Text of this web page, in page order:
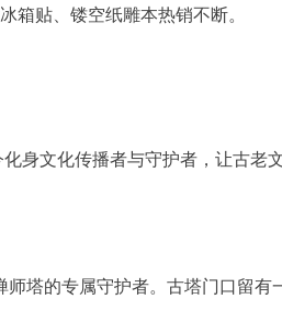
箱贴、镂空纸雕本热销不断。
身文化传播者与守护者，让古老
塔的专属守护者。古塔门口留有